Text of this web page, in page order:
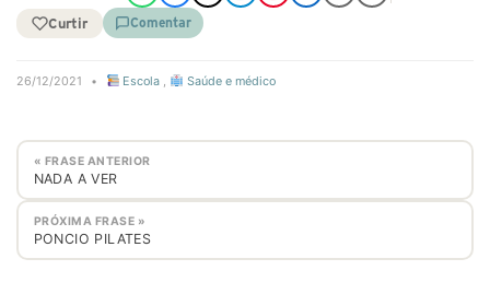
Curtir Comentar
26/12/2021 • Escola , Saúde e médico
« FRASE ANTERIOR
NADA A VER
PRÓXIMA FRASE »
PONCIO PILATES